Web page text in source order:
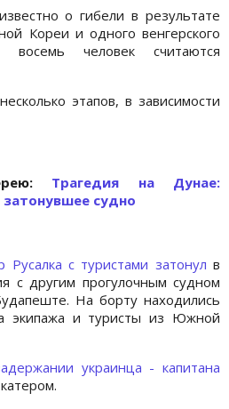
о гибели в результате
Кореи и одного венгерского
человек считаются
этапов, в зависимости
Трагедия на Дунае:
судно
Русалка с туристами затонул в
с другим прогулочным судном
На борту находились
экипажа и туристы из Южной
украинца - капитана